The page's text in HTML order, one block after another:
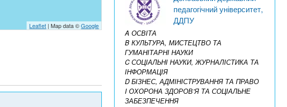
Leaflet | Map data ©Google
педагогічний університет,
ДДПУ
A ОСВІТА
B КУЛЬТУРА, МИСТЕЦТВО ТА
ГУМАНІТАРНІ НАУКИ
C СОЦІАЛЬНІ НАУКИ, ЖУРНАЛІСТИКА ТА
ІНФОРМАЦІЯ
D БІЗНЕС, АДМІНІСТРУВАННЯ ТА ПРАВО
I ОХОРОНА ЗДОРОВ’Я ТА СОЦІАЛЬНЕ
ЗАБЕЗПЕЧЕННЯ